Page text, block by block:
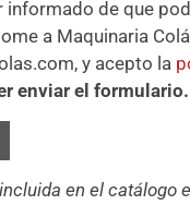
informado de que
a Maquinaria
y acepto la
enviar el formulario.
en el catálogo